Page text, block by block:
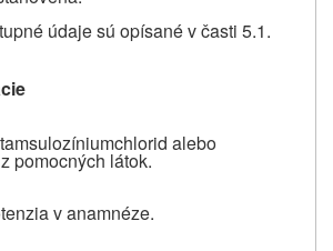
údaje sú opísané v časti 5.1.
alebo
pomocných látok.
v anamnéze.